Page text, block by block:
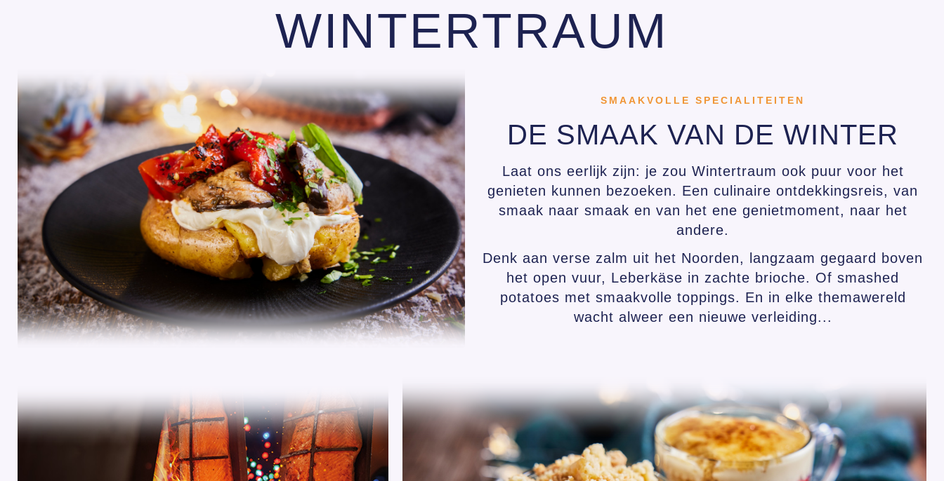
WINTERTRAUM
SMAAKVOLLE SPECIALITEITEN
DE SMAAK VAN DE WINTER
Laat ons eerlijk zijn: je zou Wintertraum ook puur voor het
genieten kunnen bezoeken. Een culinaire ontdekkingsreis, van
smaak naar smaak en van het ene genietmoment, naar het
andere.
Denk aan verse zalm uit het Noorden, langzaam gegaard boven
het open vuur, Leberkäse in zachte brioche. Of smashed
potatoes met smaakvolle toppings. En in elke themawereld
wacht alweer een nieuwe verleiding...